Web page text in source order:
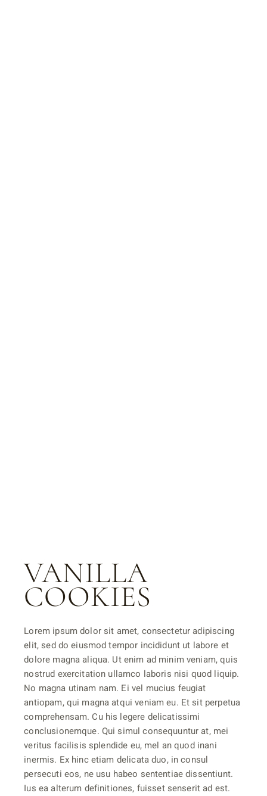
VANILLA
COOKIES
Lorem ipsum dolor sit amet, consectetur adipiscing
elit, sed do eiusmod tempor incididunt ut labore et
dolore magna aliqua. Ut enim ad minim veniam, quis
nostrud exercitation ullamco laboris nisi quod liquip.
No magna utinam nam. Ei vel mucius feugiat
antiopam, qui magna atqui veniam eu. Et sit perpetua
comprehensam. Cu his legere delicatissimi
conclusionemque. Qui simul consequuntur at, mei
veritus facilisis splendide eu, mel an quod inani
inermis. Ex hinc etiam delicata duo, in consul
persecuti eos, ne usu habeo sententiae dissentiunt.
Ius ea alterum definitiones, fuisset senserit ad est.